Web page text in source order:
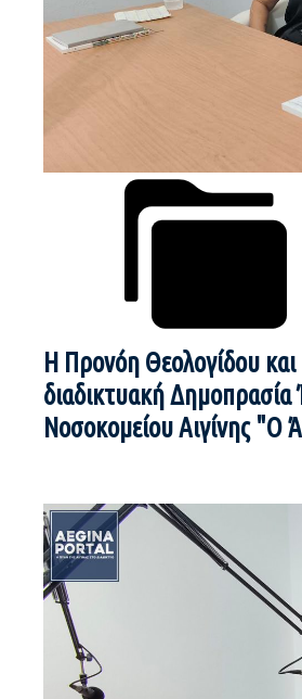
Η Προνόη Θεολογίδου
διαδικτυακή Δημοπρασία
Νοσοκομείου Αιγίνης "Ο